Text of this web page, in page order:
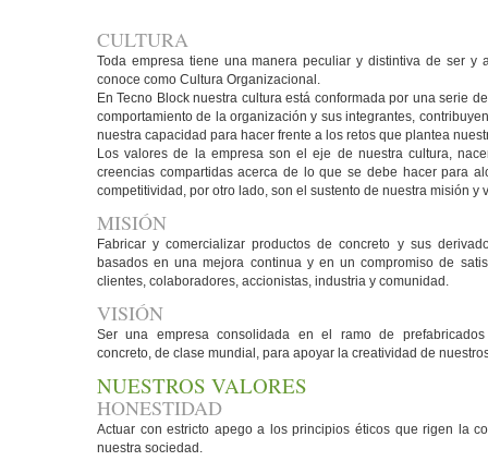
CULTURA
Toda empresa tiene una manera peculiar y distintiva de ser y
conoce como Cultura Organizacional.
En Tecno Block nuestra cultura está conformada por una serie
comportamiento de la organización y sus integrantes,
nuestra capacidad para hacer frente a los retos que plantea
Los valores de la empresa son el eje de nuestra cultura,
creencias compartidas acerca de lo que se debe hacer para
competitividad, por otro lado, son el sustento de nuestra misión y
MISIÓN
Fabricar y comercializar productos de concreto y sus
basados en una mejora continua y en un compromiso de
clientes, colaboradores, accionistas, industria y comunidad.
VISIÓN
Ser una empresa consolidada en el ramo de
concreto, de clase mundial, para apoyar la creatividad de
NUESTROS VALORES
HONESTIDAD
Actuar con estricto apego a los principios éticos que rigen la
nuestra sociedad.